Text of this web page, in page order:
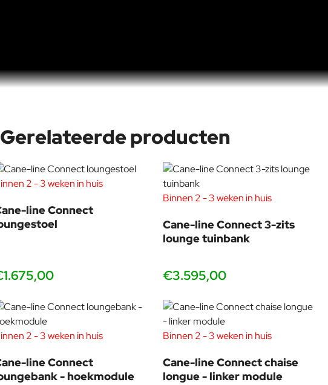
Gerelateerde producten
2 - 3 weken in huis
line Connect
Binnen 2 - 3 weken in huis
Cane-line Connect 3-zits
lounge tuinbank
€3.595,00
2 - 3 weken in huis
line Connect
- hoekmodule
Binnen 2 - 3 weken in huis
Cane-line Connect chaise
longue - linker module